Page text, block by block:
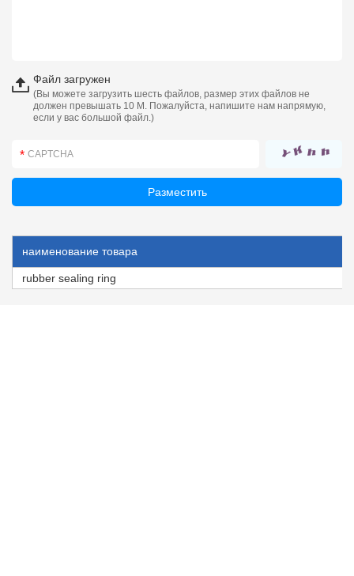
Файл загружен
(Вы можете загрузить шесть файлов, размер этих файлов не
должен превышать 10 М. Пожалуйста, напишите нам напрямую,
если у вас большой файл.)
наименование товара
rubber sealing ring